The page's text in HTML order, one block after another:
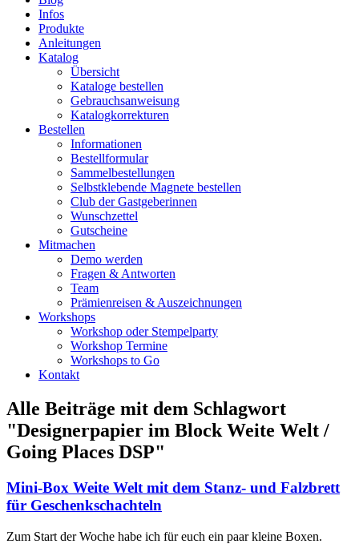
Infos
Produkte
Anleitungen
Katalog
Übersicht
Kataloge bestellen
Gebrauchsanweisung
Katalogkorrekturen
Bestellen
Informationen
Bestellformular
Sammelbestellungen
Selbstklebende Magnete bestellen
Club der Gastgeberinnen
Wunschzettel
Gutscheine
Mitmachen
Demo werden
Fragen & Antworten
Team
Prämienreisen & Auszeichnungen
Workshops
Workshop oder Stempelparty
Workshop Termine
Workshops to Go
Kontakt
Alle Beiträge mit dem Schlagwort
"Designerpapier im Block Weite Welt /
Going Places DSP"
Mini-Box Weite Welt mit dem Stanz- und Falzbrett
für Geschenkschachteln
Zum Start der Woche habe ich für euch ein paar kleine Boxen.